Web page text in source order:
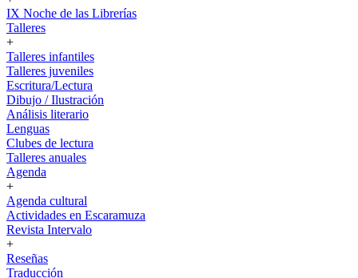
IX Noche de las Librerías
Talleres
+
Talleres infantiles
Talleres juveniles
Escritura/Lectura
Dibujo / Ilustración
Análisis literario
Lenguas
Clubes de lectura
Talleres anuales
Agenda
+
Agenda cultural
Actividades en Escaramuza
Revista Intervalo
+
Reseñas
Traducción